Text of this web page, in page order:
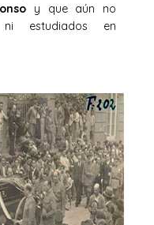
y que aún no
estudiados en